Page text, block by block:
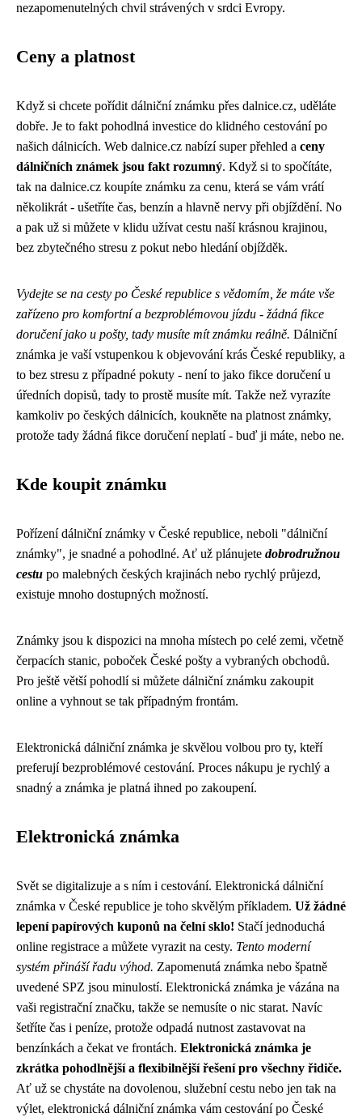
nezapomenutelných chvil strávených v srdci Evropy.
Ceny a platnost
Když si chcete pořídit dálniční známku přes dalnice.cz, uděláte
dobře. Je to fakt pohodlná investice do klidného cestování po
našich dálnicích. Web dalnice.cz nabízí super přehled a ceny
dálničních známek jsou fakt rozumný. Když si to spočítáte,
tak na dalnice.cz koupíte známku za cenu, která se vám vrátí
několikrát - ušetříte čas, benzín a hlavně nervy při objíždění. No
a pak už si můžete v klidu užívat cestu naší krásnou krajinou,
bez zbytečného stresu z pokut nebo hledání objížděk.
Vydejte se na cesty po České republice s vědomím, že máte vše
zařízeno pro komfortní a bezproblémovou jízdu - žádná fikce
doručeníjako u pošty, tady musíte mít známku reálně. Dálniční
známka je vaší vstupenkou k objevování krás České republiky, a
to bez stresu z případné pokuty - není to jako fikce doručení u
úředních dopisů, tady to prostě musíte mít. Takže než vyrazíte
kamkoliv po českých dálnicích, koukněte na platnost známky,
protože tady žádná fikce doručení neplatí - buď ji máte, nebo ne.
Kde koupit známku
Pořízení dálniční známky v České republice, neboli "dálniční
známky", je snadné a pohodlné. Ať už plánujete dobrodružnou
cestu po malebných českých krajinách nebo rychlý průjezd,
existuje mnoho dostupných možností.
Známky jsou k dispozici na mnoha místech po celé zemi, včetně
čerpacích stanic, poboček České pošty a vybraných obchodů.
Pro ještě větší pohodlí si můžete dálniční známku zakoupit
online a vyhnout se tak případným frontám.
Elektronická dálniční známka je skvělou volbou pro ty, kteří
preferují bezproblémové cestování. Proces nákupu je rychlý a
snadný a známka je platná ihned po zakoupení.
Elektronická známka
Svět se digitalizuje a s ním i cestování. Elektronická dálniční
známka v České republice je toho skvělým příkladem. Už žádné
lepení papírových kuponů na čelní sklo! Stačí jednoduchá
online registrace a můžete vyrazit na cesty. Tento moderní
systém přináší řadu výhod. Zapomenutá známka nebo špatně
uvedené SPZ jsou minulostí. Elektronická známka je vázána na
vaši registrační značku, takže se nemusíte o nic starat. Navíc
šetříte čas i peníze, protože odpadá nutnost zastavovat na
benzínkách a čekat ve frontách. Elektronická známka je
zkrátka pohodlnější a flexibilnější řešení pro všechny řidiče.
Ať už se chystáte na dovolenou, služební cestu nebo jen tak na
výlet, elektronická dálniční známka vám cestování po České